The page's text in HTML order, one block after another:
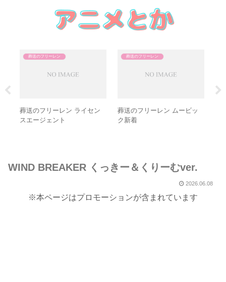
葬送のフリーレン
葬送のフリーレン ライセン
スエージェント
葬送のフリーレン
葬送のフリーレン ムービッ
ク新着
WIND BREAKER くっきー＆くりーむver.
2026.06.08
※本ページはプロモーションが含まれています